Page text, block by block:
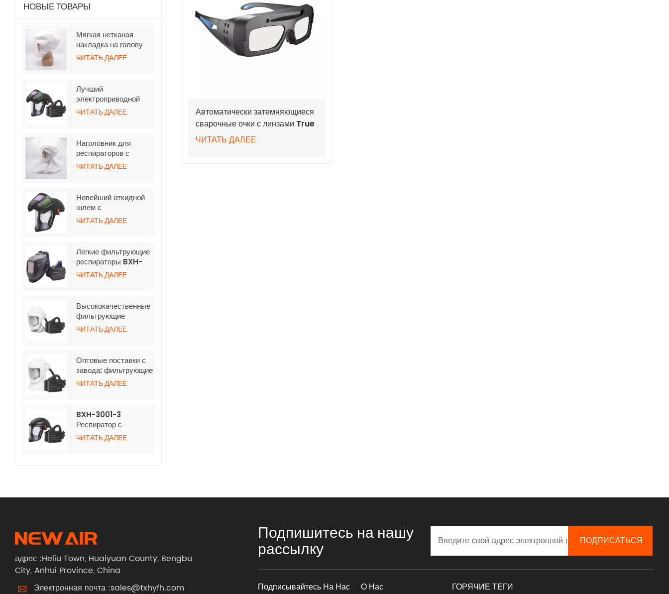
НОВЫЕ ТОВАРЫ
Мягкая нетканая
накладка на голову
для респираторов
подачей воздуха и
шлангом.
ЧИТАТЬ ДАЛЕЕ
Лучший
электроприводной
респиратор с
функцией очистки
шлемами с функцией
автоматического
затемнения
ЧИТАТЬ ДАЛЕЕ
Наголовник для
респираторов с
принудительной
подачей воздуха TH3
ЧИТАТЬ ДАЛЕЕ
Новейший откидной
шлем с
автоматическим
затемнением для
принудительной
очисткой воздуха
ЧИТАТЬ ДАЛЕЕ
Легкие фильтрующие
респираторы BXH-
3001 TH3 с
индивидуальным
сварочным шлемом
ЧИТАТЬ ДАЛЕЕ
Высококачественные
фильтрующие
респираторы BXH-
3001-5 с коротким
ЧИТАТЬ ДАЛЕЕ
Оптовые поставки с
завода: фильтрующие
респираторы BXH-
3001-4 с нетканым
ЧИТАТЬ ДАЛЕЕ
BXH-3001-3
Респиратор с
положительным
давлением воздуха и
ЧИТАТЬ ДАЛЕЕ
Автоматически затемняющиеся
сварочные очки с линзами True
Color
ЧИТАТЬ ДАЛЕЕ
адрес :Heliu Town, Huaiyuan County, Bengbu
City, Anhui Province, China
Электронная почта :sales@txhyfh.com
Подпишитесь на нашу
рассылку
Подписывайтесь На Нас О Нас ГОРЯЧИЕ ТЕГИ